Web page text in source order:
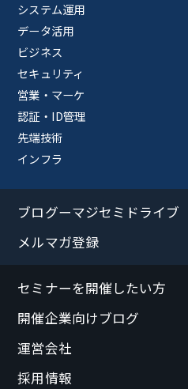
システム運用
データ活用
ビジネス
セキュリティ
営業・マーケ
認証・ID管理
先端技術
インフラ
ブログーマジセミドライブ
メルマガ登録
セミナーを開催したい方
開催企業向けブログ
運営会社
採用情報